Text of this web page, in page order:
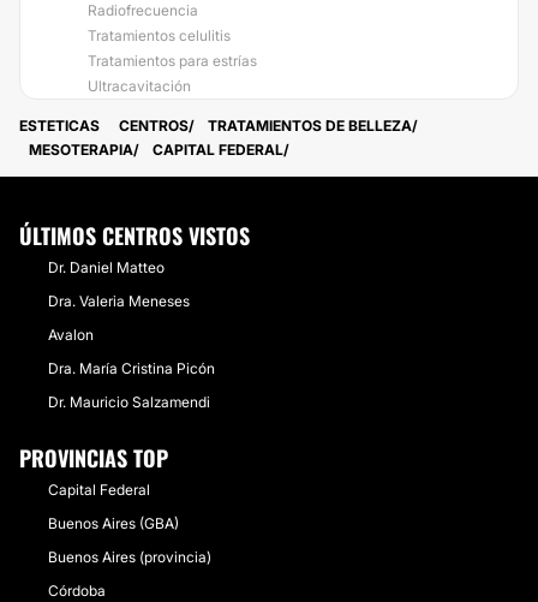
Radiofrecuencia
Tratamientos celulitis
Tratamientos para estrías
Ultracavitación
ESTETICAS CENTROS
TRATAMIENTOS DE BELLEZA
MESOTERAPIA
CAPITAL FEDERAL
ÚLTIMOS CENTROS VISTOS
Dr. Daniel Matteo
Dra. Valeria Meneses
Avalon
Dra. María Cristina Picón
Dr. Mauricio Salzamendi
PROVINCIAS TOP
Capital Federal
Buenos Aires (GBA)
Buenos Aires (provincia)
Córdoba